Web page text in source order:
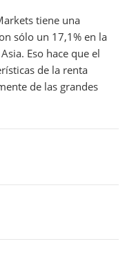
tiene una
sólo un 17,1% en la
Eso hace que el
de la renta
de las grandes